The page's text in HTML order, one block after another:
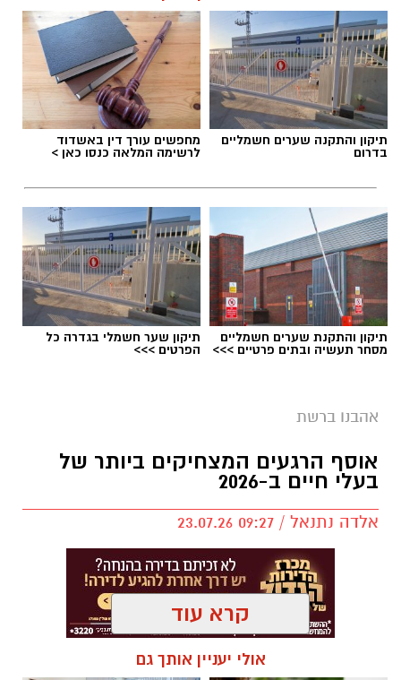
תיקון והתקנה שערים חשמליים
בדרום
מחפשים עורך דין באשדוד
לרשימה המלאה כנסו כאן >
תיקון והתקנת שערים חשמליים
מסחר תעשיה ובתים פרטיים >>>
תיקון שער חשמלי בגדרה כל
הפרטים >>>
אהבנו ברשת
אוסף הרגעים המצחיקים ביותר של
בעלי חיים ב-2026
אלדה נתנאל / 09:27 23.07.26
קרא עוד
אולי יעניין אותך גם